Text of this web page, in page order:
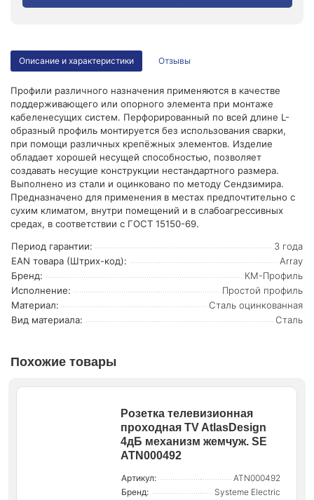
Описание и характеристики Отзывы
Профили различного назначения применяются в качестве
поддерживающего или опорного элемента при монтаже
кабеленесущих систем. Перфорированный по всей длине L-
образный профиль монтируется без использования сварки,
при помощи различных крепёжных элементов. Изделие
обладает хорошей несущей способностью, позволяет
создавать несущие конструкции нестандартного размера.
Выполнено из стали и оцинковано по методу Сендзимира.
Предназначено для применения в местах предпочтительно с
сухим климатом, внутри помещений и в слабоагрессивных
средах, в соответствии с ГОСТ 15150-69.
Период гарантии:
3 года
EAN товара (Штрих-код):
Array
Бренд:
КМ-Профиль
Исполнение:
Простой профиль
Материал:
Сталь оцинкованная
Вид материала:
Сталь
Похожие товары
Розетка телевизионная
проходная TV AtlasDesign
4дБ механизм жемчуж. SE
ATN000492
Артикул:
ATN000492
Бренд:
Systeme Electric